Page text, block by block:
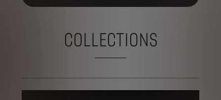
COLLECTIONS